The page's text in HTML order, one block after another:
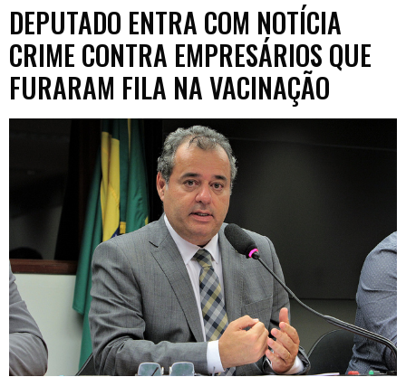
DEPUTADO ENTRA COM NOTÍCIA
CRIME CONTRA EMPRESÁRIOS QUE
FURARAM FILA NA VACINAÇÃO